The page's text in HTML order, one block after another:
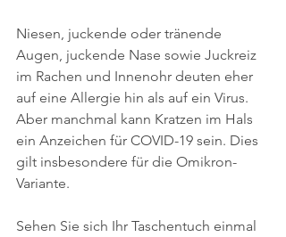
Niesen, juckende oder tränende
Augen, juckende Nase sowie Juckreiz
im Rachen und Innenohr deuten eher
auf eine Allergie hin als auf ein Virus.
Aber manchmal kann Kratzen im Hals
ein Anzeichen für COVID-19 sein. Dies
gilt insbesondere für die Omikron-
Variante.
Sehen Sie sich Ihr Taschentuch einmal